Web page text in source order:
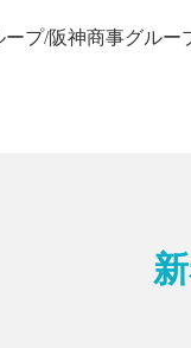
プ/阪神商事グル